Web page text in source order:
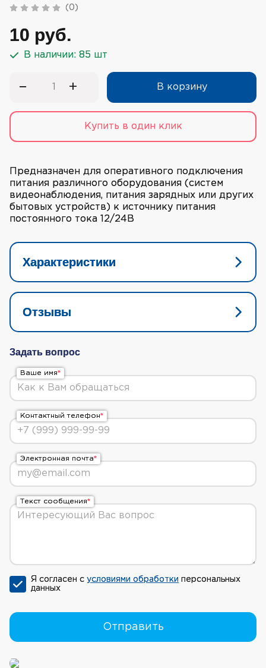
Предназначен для оперативного подключения
питания различного оборудования (систем
видеонаблюдения, питания зарядных или других
бытовых устройств) к источнику питания
постоянного тока 12/24В
(0)
10 руб.
В наличии: 85 шт
− + В корзину
Купить в один клик
Характеристики
Отзывы
Задать вопрос
Ваше имя
Контактный телефон
Электронная почта
Текст сообщения
Я согласен с условиями обработки
персональных
данных
Отправить